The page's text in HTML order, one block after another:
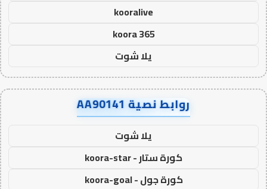
kooralive
koora 365
يلا شوت
روابط نصية AA90141
يلا شوت
كورة ستار - koora-star
كورة جول - koora-goal